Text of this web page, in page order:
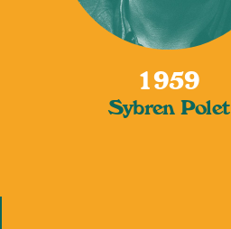
1959
Sybren Polet